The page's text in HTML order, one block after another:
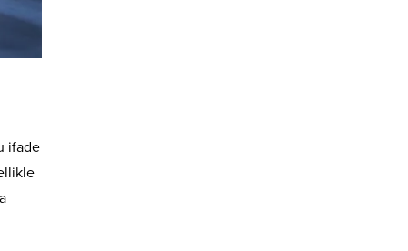
ifade